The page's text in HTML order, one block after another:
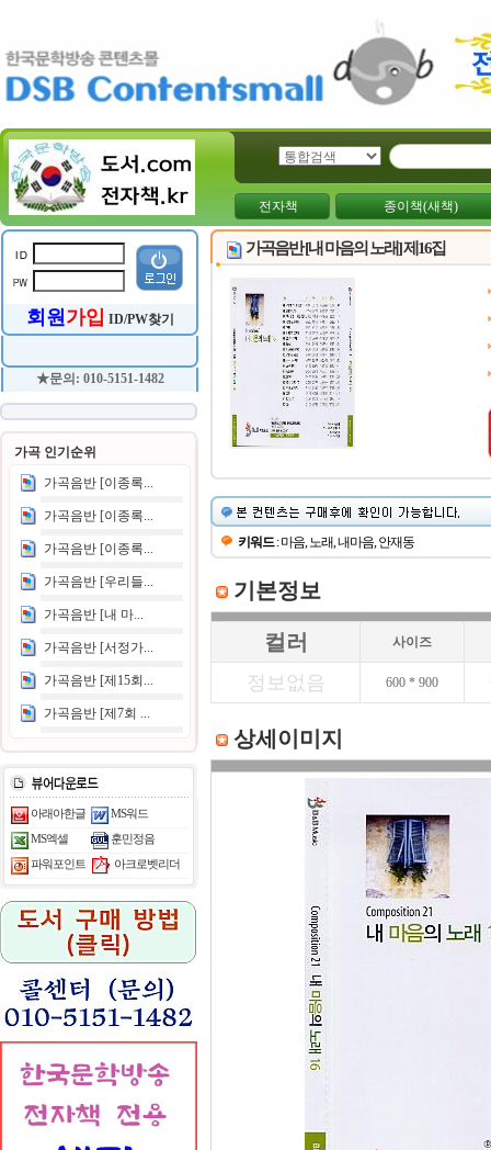
전자책 종이책(새책)
회원가입 ID/PW찾기
★문의: 010-5151-1482
가곡 인기순위
가곡음반 [이종록...
가곡음반 [이종록...
가곡음반 [이종록...
가곡음반 [우리들...
가곡음반 [내 마...
가곡음반 [서정가...
가곡음반 [제15회...
가곡음반 [제7회 ...
아래아한글 MS워드
MS엑셀 훈민정음
파워포인트 아크로벳리더
가곡음반 [내 마음의 노래] 제16집
키워드: 마음, 노래, 내마음, 안재동
기본정보
컬러 사이즈
정보없음 600 * 900
상세이미지